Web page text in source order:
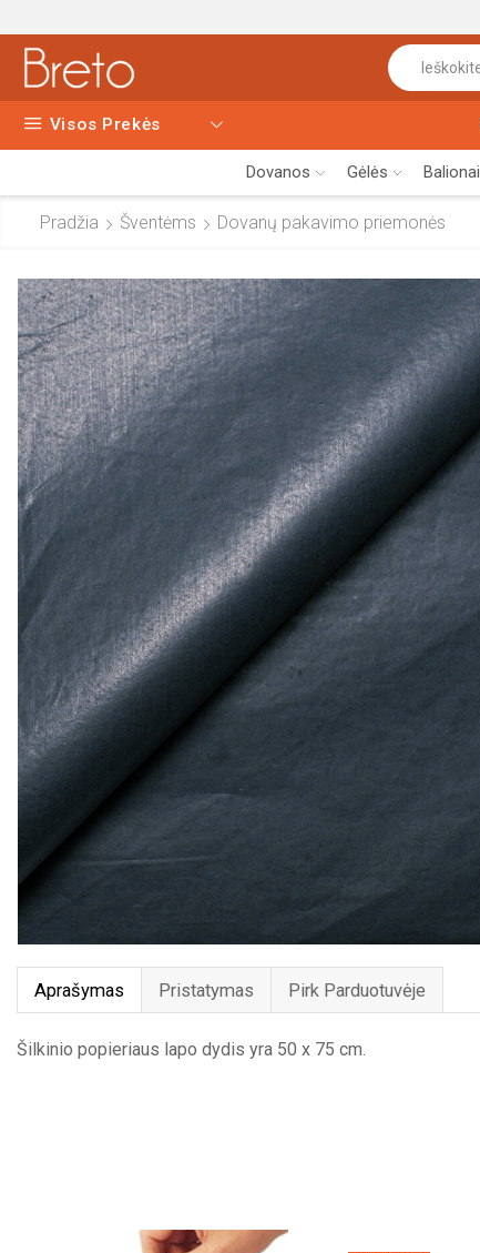
Visos Prekės
Dovanos Gėlės Balionai
Pradžia Šventėms Dovanų pakavimo priemonės
Aprašymas Pristatymas Pirk Parduotuvėje
Šilkinio popieriaus lapo dydis yra 50 x 75 cm.